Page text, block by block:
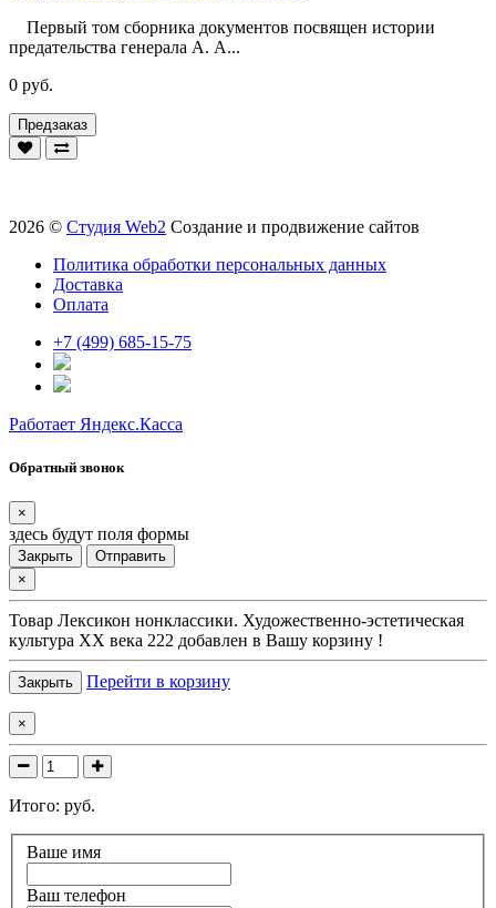
Первый том сборника документов посвящен истории
предательства генерала А. А...
0 руб.
Предзаказ
2026 © Студия Web2 Создание и продвижение сайтов
Политика обработки персональных данных
Доставка
Оплата
+7 (499) 685-15-75
Работает Яндекс.Касса
Обратный звонок
×
здесь будут поля формы
Закрыть
Отправить
×
Товар Лексикон нонклассики. Художественно-эстетическая
культура XX века 222 добавлен в Вашу корзину !
Закрыть Перейти в корзину
×
Итого: руб.
Ваше имя
Ваш телефон